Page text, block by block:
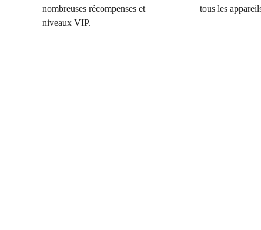
nombreuses récompenses et
niveaux VIP.
tous les